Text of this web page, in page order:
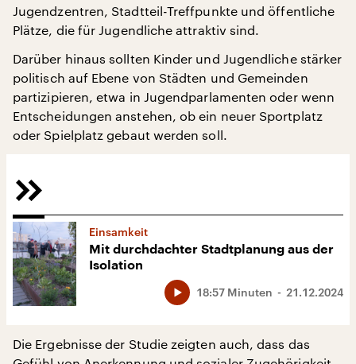
Jugendzentren, Stadtteil-Treffpunkte und öffentliche
Plätze, die für Jugendliche attraktiv sind.
Darüber hinaus sollten Kinder und Jugendliche stärker
politisch auf Ebene von Städten und Gemeinden
partizipieren, etwa in Jugendparlamenten oder wenn
Entscheidungen anstehen, ob ein neuer Sportplatz
oder Spielplatz gebaut werden soll.
Einsamkeit
Mit durchdachter Stadtplanung aus der
Isolation
21.12.2024
18:57 Minuten
Die Ergebnisse der Studie zeigten auch, dass das